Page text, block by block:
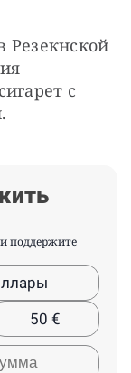
Резекнской
с
поддержите
50 €